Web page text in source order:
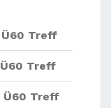
Ü60 Treff
Ü60 Treff
Ü60 Treff